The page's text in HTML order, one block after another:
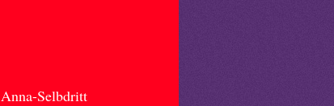
Anna-Selbdritt